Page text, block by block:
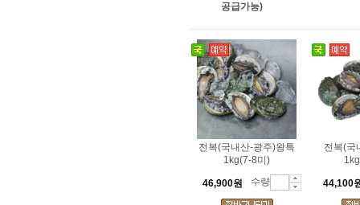
공급가능)
전복(국내산-광주)왕특
1kg(7-8미)
46,900원 수량
전복(국
44,100